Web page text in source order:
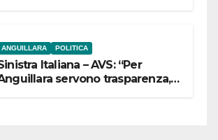
ANGUILLARA POLITICA
Italiana – AVS: “Per
servono trasparenza,